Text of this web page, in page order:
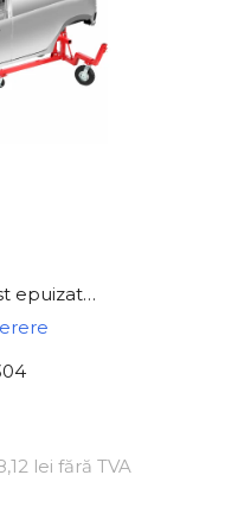
epuizat…
lei fără TVA